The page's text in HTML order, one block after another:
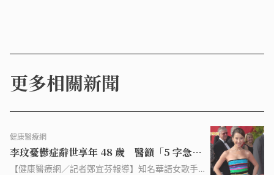
更多相關新聞
健康醫療網
李玟憂鬱症辭世享年 48 歲 醫籲「5 字急救
指南」守住生命
【健康醫療網／記者鄭宜芬報導】知名華語女歌手李